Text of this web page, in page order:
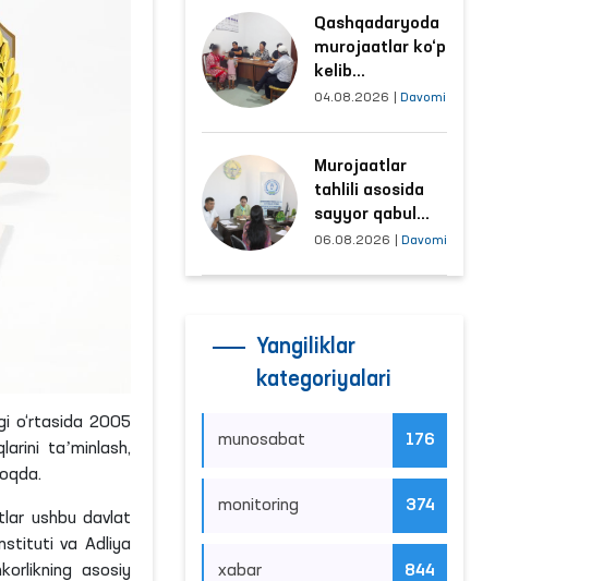
o‘rtasida 2005
taʼminlash,
ushbu davlat
va Adliya
asosiy
sharoitlar
yaxshilandi
Qashqadaryoda
murojaatlar ko‘p
kelib
tushayotgan
yo‘lga qo‘yildi
04.08.2026 Davomi
Murojaatlar
tahlili asosida
sayyor qabul
o‘tkaziladigan
06.08.2026 Davomi
Yangiliklar
kategoriyalari
munosabat 176
monitoring 374
xabar 844